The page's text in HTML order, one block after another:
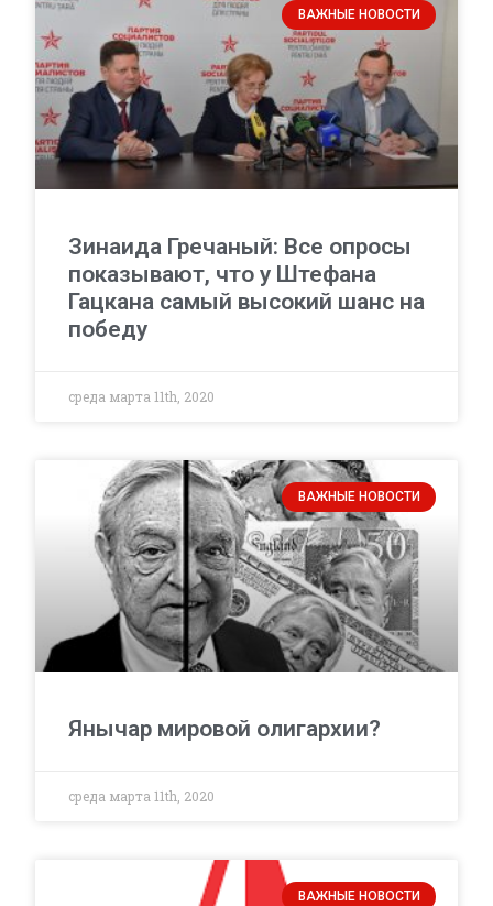
ВАЖНЫЕ НОВОСТИ
Зинаида Гречаный: Все опросы
показывают, что у Штефана
Гацкана самый высокий шанс на
победу
среда марта 11th, 2020
ВАЖНЫЕ НОВОСТИ
Янычар мировой олигархии?
среда марта 11th, 2020
ВАЖНЫЕ НОВОСТИ